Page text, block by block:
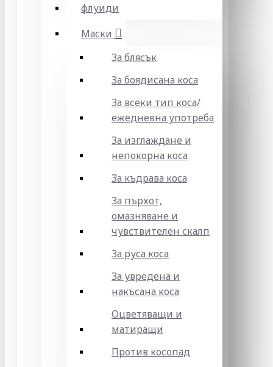
флуиди
Маски
За блясък
За боядисана коса
За всеки тип коса/
ежедневна употреба
За изглаждане и
непокорна коса
За къдрава коса
За пърхот,
омазняване и
чувствителен скалп
За руса коса
За увредена и
накъсана коса
Оцветяващи и
матиращи
Против косопад